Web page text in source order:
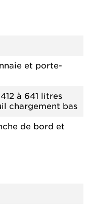
et porte-
à 641 litres
chargement bas
de bord et